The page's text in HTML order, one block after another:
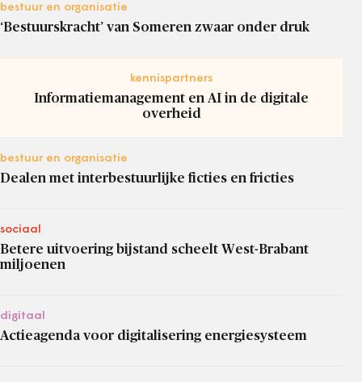
bestuur en organisatie
‘Bestuurskracht’ van Someren zwaar onder druk
kennispartners
Informatiemanagement en AI in de digitale
overheid
bestuur en organisatie
Dealen met interbestuurlijke ficties en fricties
sociaal
Betere uitvoering bijstand scheelt West-Brabant
miljoenen
digitaal
Actieagenda voor digitalisering energiesysteem